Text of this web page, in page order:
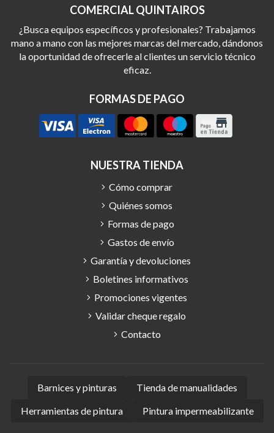
COMERCIAL QUINTAIROS
¿Busca equipos específicos y profesionales? Trabajamos
mano a mano con las mejores marcas del mercado, dándonos
la oportunidad de ofrecerle al clientes un servicio técnico
eficaz.
FORMAS DE PAGO
NUESTRA TIENDA
Cómo comprar
Quiénes somos
Formas de pago
Gastos de envío
Garantía y devoluciones
Boletines informativos
Promociones vigentes
Validar cheque regalo
Contacto
Barnices y pinturas
Tienda de manualidades
Herramientas de pintura
Pintura impermeabilizante